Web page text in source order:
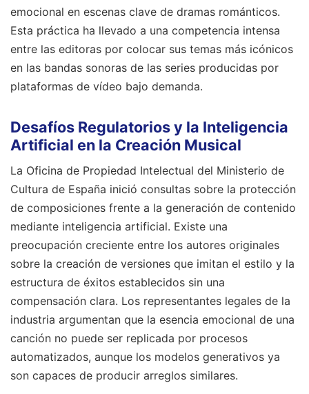
emocional en escenas clave de dramas románticos.
Esta práctica ha llevado a una competencia intensa
entre las editoras por colocar sus temas más icónicos
en las bandas sonoras de las series producidas por
plataformas de vídeo bajo demanda.
Desafíos Regulatorios y la Inteligencia
Artificial en la Creación Musical
La Oficina de Propiedad Intelectual del Ministerio de
Cultura de España inició consultas sobre la protección
de composiciones frente a la generación de contenido
mediante inteligencia artificial. Existe una
preocupación creciente entre los autores originales
sobre la creación de versiones que imitan el estilo y la
estructura de éxitos establecidos sin una
compensación clara. Los representantes legales de la
industria argumentan que la esencia emocional de una
canción no puede ser replicada por procesos
automatizados, aunque los modelos generativos ya
son capaces de producir arreglos similares.